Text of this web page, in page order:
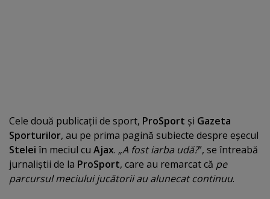
Cele două publicaţii de sport, ProSport şi Gazeta
Sporturilor, au pe prima pagină subiecte despre eşecul
Stelei în meciul cu Ajax. „A fost iarba udă?”, se întreabă
jurnaliştii de la ProSport, care au remarcat că pe
parcursul meciului jucătorii au alunecat continuu.